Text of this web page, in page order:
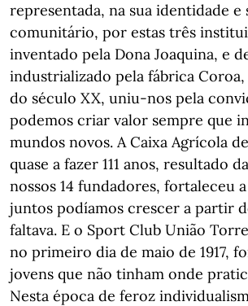
representada, na sua identidade e
comunitário, por estas três
inventado pela Dona Joaquina, e
industrializado pela fábrica
do século XX, uniu-nos pela
podemos criar valor sempre que
mundos novos. A Caixa Agrícola
quase a fazer 111 anos, resultado
nossos 14 fundadores, fortaleceu
juntos podíamos crescer a partir
faltava. E o Sport Club União
no primeiro dia de maio de 1917,
jovens que não tinham onde
Nesta época de feroz